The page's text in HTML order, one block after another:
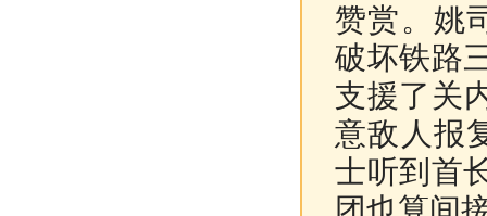
赞赏。姚
破坏铁路
支援了关
意敌人报
士听到首